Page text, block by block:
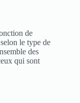
de
le type de
des
qui sont